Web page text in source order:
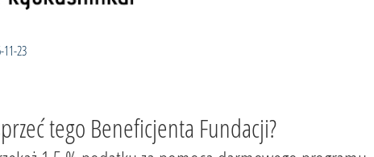
11-23
tego Beneficjenta Fundacji?